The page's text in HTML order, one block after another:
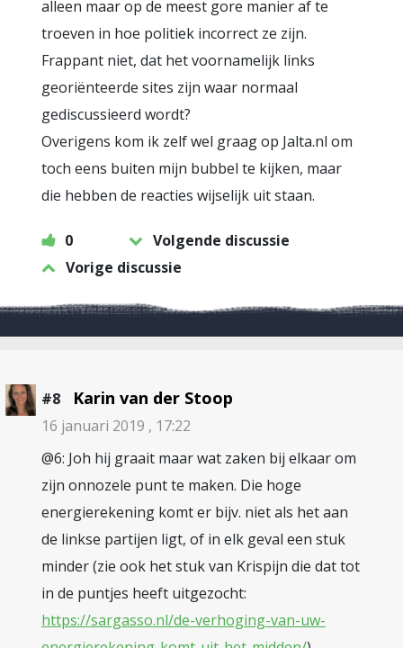
alleen maar op de meest gore manier af te
troeven in hoe politiek incorrect ze zijn.
Frappant niet, dat het voornamelijk links
georiënteerde sites zijn waar normaal
gediscussieerd wordt?
Overigens kom ik zelf wel graag op Jalta.nl om
toch eens buiten mijn bubbel te kijken, maar
die hebben de reacties wijselijk uit staan.
0
Volgende discussie
Vorige discussie
#8 Karin van der Stoop
16 januari 2019 , 17:22
@6: Joh hij graait maar wat zaken bij elkaar om
zijn onnozele punt te maken. Die hoge
energierekening komt er bijv. niet als het aan
de linkse partijen ligt, of in elk geval een stuk
minder (zie ook het stuk van Krispijn die dat tot
in de puntjes heeft uitgezocht:
https://sargasso.nl/de-verhoging-van-uw-